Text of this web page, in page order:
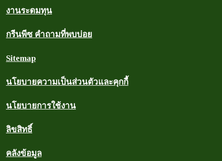
งานระดมทุน
กรีนพีซ คำถามที่พบบ่อย
Sitemap
นโยบายความเป็นส่วนตัวและคุกกี้
นโยบายการใช้งาน
ลิขสิทธิ์
คลังข้อมูล